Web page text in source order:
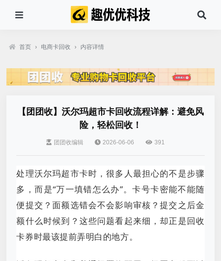
首页 › 电商卡回收 › 内容详情
【团团收】沃尔玛超市卡回收流程详解：避免风
险，轻松回收！
团团收编辑 2026-06-06 391
处理沃尔玛超市卡时，很多人最担心的不是步骤
多，而是“万一填错怎么办”。卡号卡密能不能随
便提交？面额选错会不会影响审核？提交之后金
额什么时候到？这些问题看起来细，却正是回收
卡券时最该提前弄明白的地方。